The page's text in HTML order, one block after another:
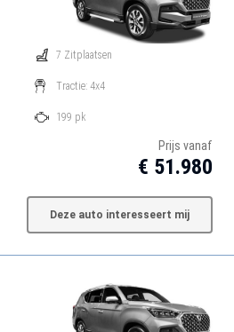
7 Zitplaatsen
Tractie: 4x4
199 pk
Prijs vanaf
€ 51.980
Deze auto interesseert mij